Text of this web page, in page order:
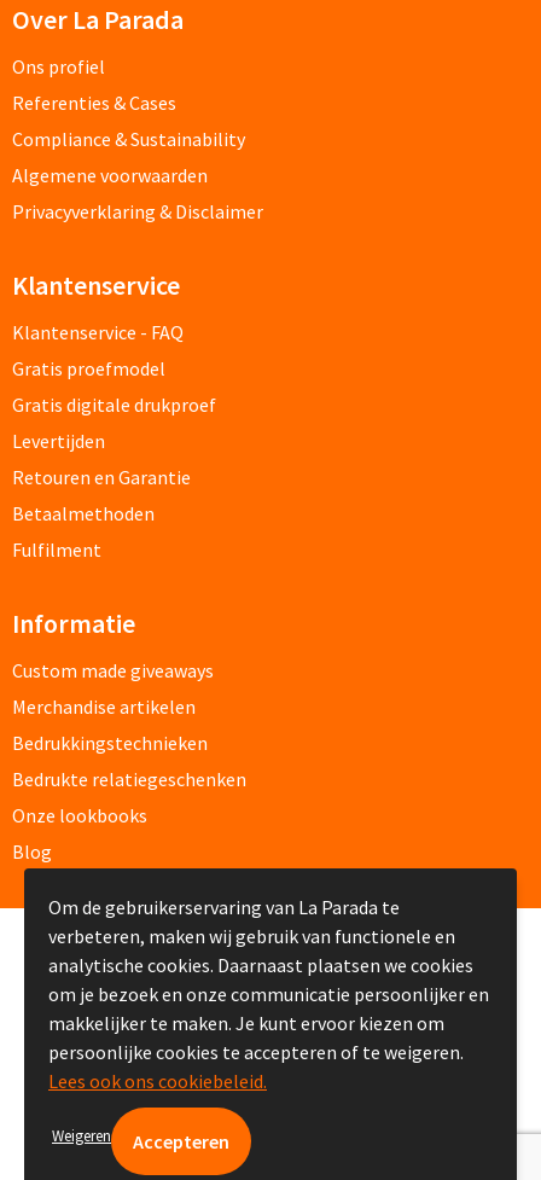
Custom made
Custom made notitieboekjes
Custom made schrijfblokken
Custom made memoblaadjes
Agenda's bedrukken
Bureaulampen bedrukken
Linialen bedrukken
Papier- & Memohouders bedrukken
Pennenhouders bedrukken
Paraplu's & Poncho's
Paraplu's
Handmatige paraplu's bedrukken
Automatische paraplu's bedrukken
Stormparaplu's bedrukken
Over La Parada
Ons profiel
Referenties & Cases
Compliance & Sustainability
Algemene voorwaarden
Privacyverklaring & Disclaimer
Klantenservice
Klantenservice - FAQ
Gratis proefmodel
Gratis digitale drukproef
Levertijden
Retouren en Garantie
Betaalmethoden
Fulfilment
Informatie
Custom made giveaways
Merchandise artikelen
Bedrukkingstechnieken
Bedrukte relatiegeschenken
Onze lookbooks
Blog
© Copyright La Parada 2008-2026
Om de gebruikerservaring van La Parada te
verbeteren, maken wij gebruik van functionele en
analytische cookies. Daarnaast plaatsen we cookies
om je bezoek en onze communicatie persoonlijker en
makkelijker te maken. Je kunt ervoor kiezen om
persoonlijke cookies te accepteren of te weigeren.
Lees ook ons cookiebeleid.
Weigeren